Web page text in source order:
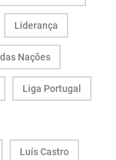
Liderança
Nações
Liga Portugal
Luís Castro